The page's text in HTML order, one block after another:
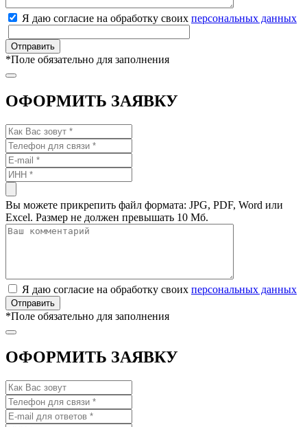
Я даю согласие на обработку своих персональных данных
*Поле обязательно для заполнения
ОФОРМИТЬ ЗАЯВКУ
Вы можете прикрепить файл формата: JPG, PDF, Word или
Excel. Размер не должен превышать 10 Мб.
Я даю согласие на обработку своих персональных данных
*Поле обязательно для заполнения
ОФОРМИТЬ ЗАЯВКУ